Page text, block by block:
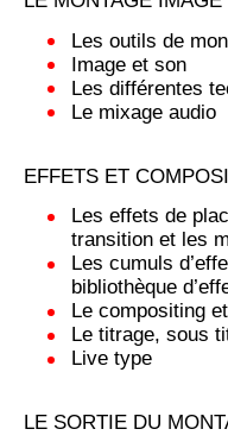
Les outils de
Image et son
Les différentes
Le mixage audio
EFFETS ET
Les effets de
transition et les
Les cumuls
bibliothèque
Le compositing
Le titrage, sous
Live type
LE SORTIE DU